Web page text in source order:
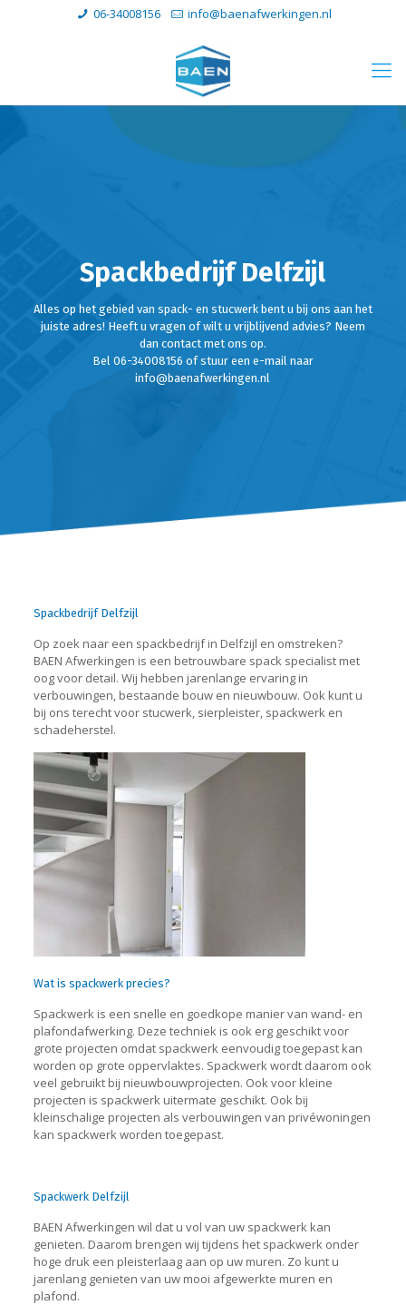
06-34008156 info@baenafwerkingen.nl
Spackbedrijf Delfzijl
Alles op het gebied van spack- en stucwerk bent u bij ons aan het
juiste adres! Heeft u vragen of wilt u vrijblijvend advies? Neem
dan contact met ons op.
Bel 06-34008156 of stuur een e-mail naar
info@baenafwerkingen.nl
Spackbedrijf Delfzijl
Op zoek naar een spackbedrijf in Delfzijl en omstreken?
BAEN Afwerkingen is een betrouwbare spack specialist met
oog voor detail. Wij hebben jarenlange ervaring in
verbouwingen, bestaande bouw en nieuwbouw. Ook kunt u
bij ons terecht voor stucwerk, sierpleister, spackwerk en
schadeherstel.
Wat is spackwerk precies?
Spackwerk is een snelle en goedkope manier van wand- en
plafondafwerking. Deze techniek is ook erg geschikt voor
grote projecten omdat spackwerk eenvoudig toegepast kan
worden op grote oppervlaktes. Spackwerk wordt daarom ook
veel gebruikt bij nieuwbouwprojecten. Ook voor kleine
projecten is spackwerk uitermate geschikt. Ook bij
kleinschalige projecten als verbouwingen van privéwoningen
kan spackwerk worden toegepast.
Spackwerk Delfzijl
BAEN Afwerkingen wil dat u vol van uw spackwerk kan
genieten. Daarom brengen wij tijdens het spackwerk onder
hoge druk een pleisterlaag aan op uw muren. Zo kunt u
jarenlang genieten van uw mooi afgewerkte muren en
plafond.